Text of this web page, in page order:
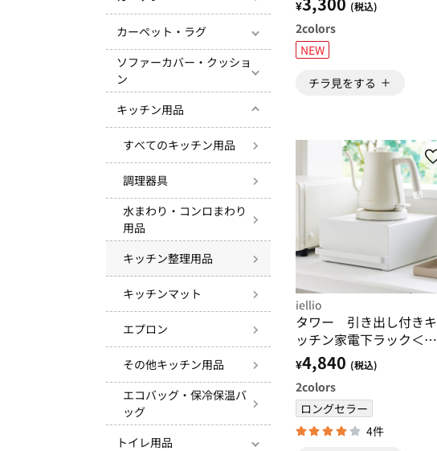
カーペット・ラグ
ソファーカバー・クッショ
ン
キッチン用品
すべてのキッチン用品
調理器具
水まわり・コンロまわり
用品
キッチン整理用品
キッチンマット
エプロン
その他キッチン用品
エコバッグ・保冷保温バ
ッグ
トイレ用品
実業＞
¥ (税込)
2colors
NEW
チラ見をする
iellio
タワー 引き出し付きキ
ッチン家電下ラック＜ｔ
ｏｗｅｒ 山崎実業 キ
ッチン収納 キッチング
ッズ 収納棚 キッチン
棚＞
¥4,840 (税込)
2colors
ロングセラー
4件